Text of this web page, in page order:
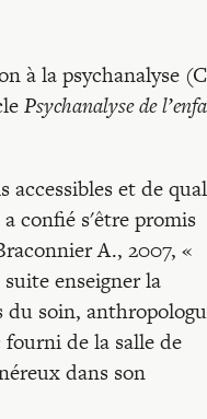
à la psychanalyse
Psychanalyse de
accessibles et de
confié s'être promis
A., 2007, «
enseigner la
du soin,
de la salle de
dans son